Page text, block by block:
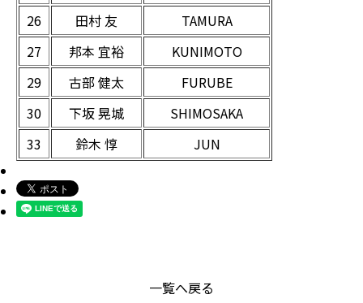
26
田村 友
TAMURA
27
邦本 宜裕
KUNIMOTO
29
古部 健太
FURUBE
30
下坂 晃城
SHIMOSAKA
33
鈴木 惇 JUN
一覧へ戻る